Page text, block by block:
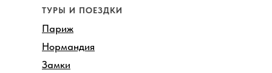
ТУРЫ И ПОЕЗДКИ
Париж
Нормандия
Замки